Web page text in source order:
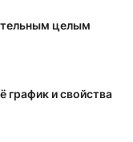
целым
график и свойства